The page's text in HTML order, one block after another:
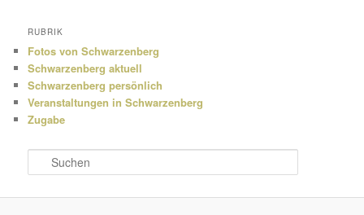
RUBRIK
Fotos von Schwarzenberg
Schwarzenberg aktuell
Schwarzenberg persönlich
Veranstaltungen in Schwarzenberg
Zugabe
u